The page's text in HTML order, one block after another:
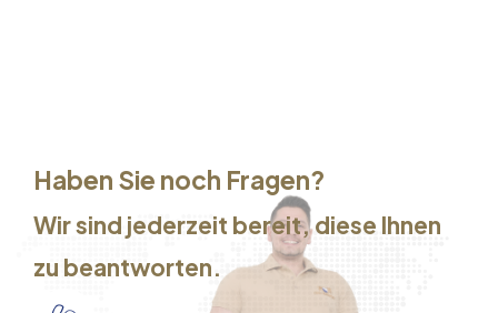
Haben Sie noch Fragen?
Wir sind jederzeit bereit, diese Ihnen
zu beantworten.